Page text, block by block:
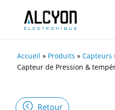
Accueil » Produits » Capteurs
Capteur de Pression &
Retour